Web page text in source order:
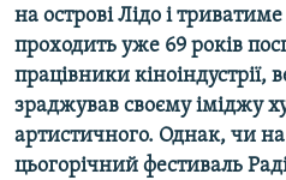
КТАТ
ДОЛУЧАЙСЯ!
на острові Лідо і
проходить уже 69 років
працівники кіноіндустрії,
зраджував своєму іміджу
артистичного. Однак, чи
цьогорічний фестиваль